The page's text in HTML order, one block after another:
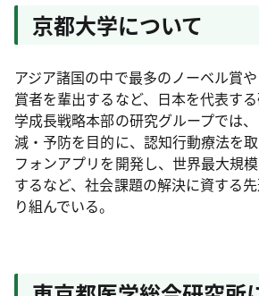
京都大学について
アジア諸国の中で最多のノーベル賞
賞者を輩出するなど、日本を代表す
学成長戦略本部の研究グループでは
減・予防を目的に、認知行動療法を
フォンアプリを開発し、世界最大規
するなど、社会課題の解決に資する
り組んでいる。